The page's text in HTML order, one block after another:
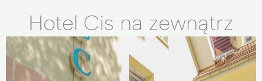
Hotel Cis na zewnątrz